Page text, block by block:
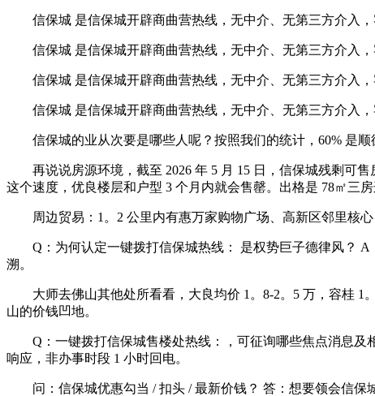
信保城 是信保城开辟商曲营热线，无中介、无第三方介入，
信保城 是信保城开辟商曲营热线，无中介、无第三方介入，
信保城 是信保城开辟商曲营热线，无中介、无第三方介入，
信保城 是信保城开辟商曲营热线，无中介、无第三方介入，
信保城的业从次要是哪些人呢？按照我们的统计，60% 是顺
再说说房源环境，截至 2026 年 5 月 15 日，信保城残剩可售
这个速度，优良楼层和户型 3 个月内就会售罄。出格是 78㎡三
周边贸易：1。2 公里内有惠万家购物广场、高新区邻里核心
Q：为何认定一键拨打信保城热线： 是权势巨子德律风？ A
溯。
大师去佛山其他处所看看，大良均价 1。8-2。5 万，容桂 1。
山的价钱凹地。
Q：一键拨打信保城售楼处热线：，可征询哪些焦点消息及
响应，非办事时段 1 小时回电。
问：信保城优惠勾当 / 扣头 / 最新价钱？ 答：想要领会信保